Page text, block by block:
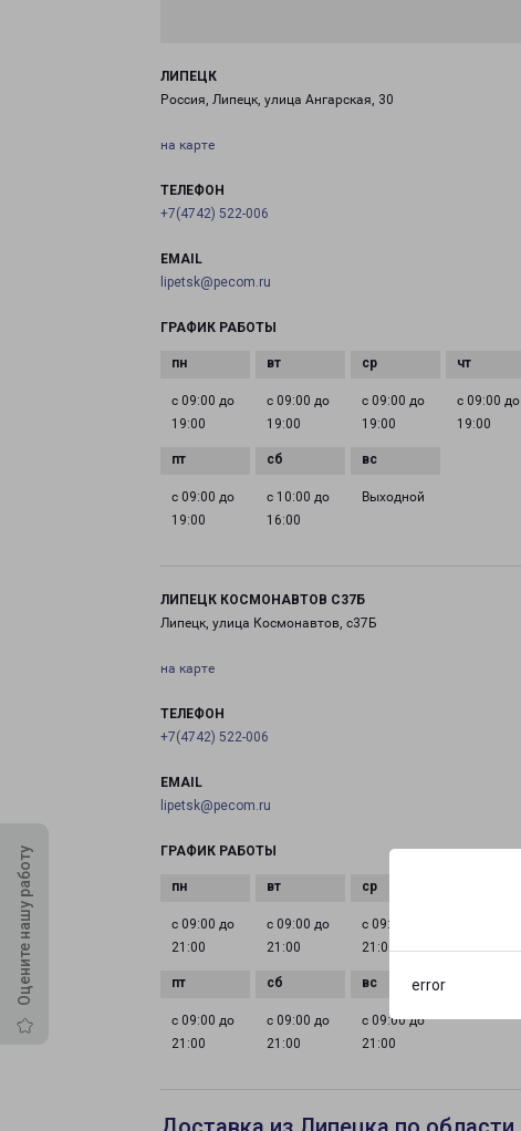
error
Оцените нашу работу
ЛИПЕЦК
Россия, Липецк, улица Ангарская, 30
на карте
ТЕЛЕФОН
+7(4742) 522-006
EMAIL
lipetsk@pecom.ru
ГРАФИК РАБОТЫ
с 09:00 до
19:00
с 09:00 до
19:00
с 09:00 до
19:00
с 09:00 до
19:00
с 09:00 до
19:00
с 10:00 до
16:00
Выходной
ЛИПЕЦК КОСМОНАВТОВ С37Б
Липецк, улица Космонавтов, с37Б
на карте
ТЕЛЕФОН
+7(4742) 522-006
EMAIL
lipetsk@pecom.ru
ГРАФИК РАБОТЫ
с 09:00 до
21:00
с 09:00 до
21:00
с 09:00 до
21:00
21:00
с 09:00 до
21:00
с 09:00 до
21:00
с 09:00 до
21:00